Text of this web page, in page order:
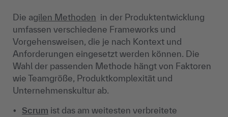
Die agilen Methoden in der Produktentwicklung
umfassen verschiedene Frameworks und
Vorgehensweisen, die je nach Kontext und
Anforderungen eingesetzt werden können. Die
Wahl der passenden Methode hängt von Faktoren
wie Teamgröße, Produktkomplexität und
Unternehmenskultur ab.
Scrum ist das am weitesten verbreitete